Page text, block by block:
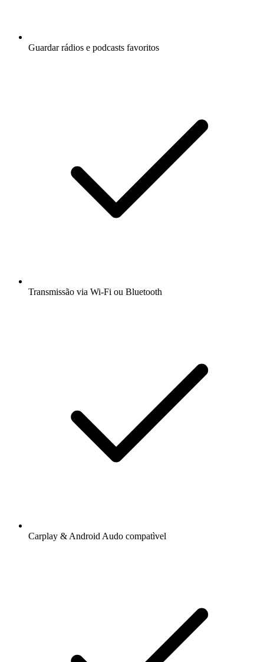
Guardar rádios e podcasts favoritos
Transmissão via Wi-Fi ou Bluetooth
Carplay & Android Audo compatìvel